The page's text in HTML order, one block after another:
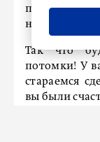
получилось.
настоящие
Так что
потомки! У
стараемся
вы были